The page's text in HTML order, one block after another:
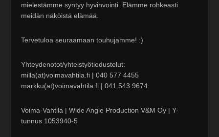
mielestämme syntyy hyvinvointi. Elämme rohkeasti
meidän näköistä elämää.
Tervetuloa seuraamaan touhujamme! :)
Yhteydenotot/yhteistyötiedustelut:
milla(at)voimavahtila.fi | 040 577 4455
markku(at)voimavahtila.fi | 041 543 9674
Voima-Vahtila | Wide Angle Production V&M Oy | Y-
tunnus 1053940-5